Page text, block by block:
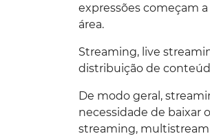
expressões começam
área.
Streaming, live
distribuição de
De modo geral,
necessidade de baixar
streaming,